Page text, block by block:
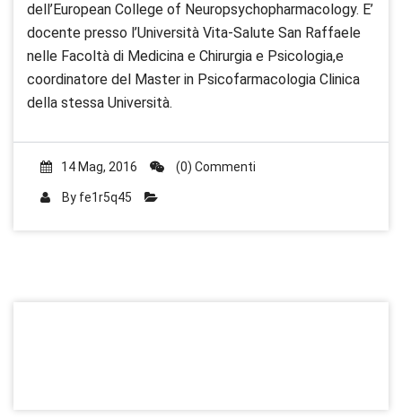
dell’European College of Neuropsychopharmacology. E’
docente presso l’Università Vita-Salute San Raffaele
nelle Facoltà di Medicina e Chirurgia e Psicologia,e
coordinatore del Master in Psicofarmacologia Clinica
della stessa Università.
14 Mag, 2016 (0) Commenti
By fe1r5q45